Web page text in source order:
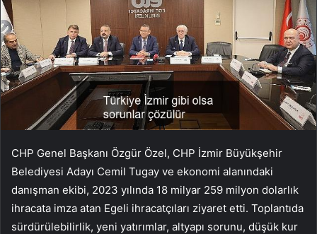
CHP Genel Başkanı Özgür Özel, CHP İzmir Büyükşehir
Belediyesi Adayı Cemil Tugay ve ekonomi alanındaki
danışman ekibi, 2023 yılında 18 milyar 259 milyon dolarlık
ihracata imza atan Egeli ihracatçıları ziyaret etti. Toplantıda
sürdürülebilirlik, yeni yatırımlar, altyapı sorunu, düşük kur